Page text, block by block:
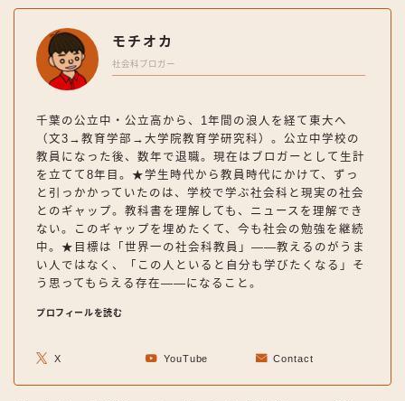
モチオカ
社会科ブロガー
千葉の公立中・公立高から、1年間の浪人を経て東大へ
（文3→教育学部→大学院教育学研究科）。公立中学校の
教員になった後、数年で退職。現在はブロガーとして生計
を立てて8年目。★学生時代から教員時代にかけて、ずっ
と引っかかっていたのは、学校で学ぶ社会科と現実の社会
とのギャップ。教科書を理解しても、ニュースを理解でき
ない。このギャップを埋めたくて、今も社会の勉強を継続
中。★目標は「世界一の社会科教員」——教えるのがうま
い人ではなく、「この人といると自分も学びたくなる」そ
う思ってもらえる存在——になること。
プロフィールを読む
X YouTube Contact